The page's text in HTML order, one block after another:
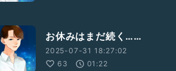
お休みはまだ続く……
2025-07-31 18:27:02
63
01:22